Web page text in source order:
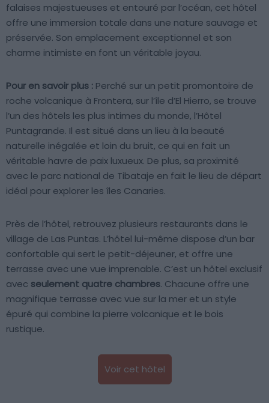
falaises majestueuses et entouré par l’océan, cet hôtel
offre une immersion totale dans une nature sauvage et
préservée. Son emplacement exceptionnel et son
charme intimiste en font un véritable joyau.
Pour en savoir plus : Perché sur un petit promontoire de
roche volcanique à Frontera, sur l’île d’El Hierro, se trouve
l’un des hôtels les plus intimes du monde, l’Hôtel
Puntagrande. Il est situé dans un lieu à la beauté
naturelle inégalée et loin du bruit, ce qui en fait un
véritable havre de paix luxueux. De plus, sa proximité
avec le parc national de Tibataje en fait le lieu de départ
idéal pour explorer les îles Canaries.
Près de l’hôtel, retrouvez plusieurs restaurants dans le
village de Las Puntas. L’hôtel lui-même dispose d’un bar
confortable qui sert le petit-déjeuner, et offre une
terrasse avec une vue imprenable. C’est un hôtel exclusif
avec seulement quatre chambres. Chacune offre une
magnifique terrasse avec vue sur la mer et un style
épuré qui combine la pierre volcanique et le bois
rustique.
Voir cet hôtel